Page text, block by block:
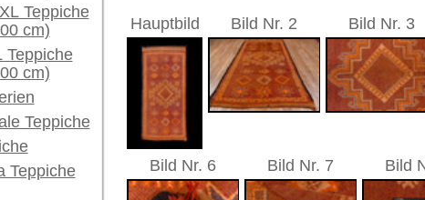
Grundfarbe:
Bemerkungen:
Unikat. Handgeknüpfter / traditionell orientalischer Teppich mit
Übergangsdesign zwischen Orient und Moderne
Der Flor dieses Teppichs besteht aus Wolle
Preis (inkl. MwSt.): € 3.400
Voraussichtliche Lieferzeit:
4 - 8 Werktage
in Warenkorb